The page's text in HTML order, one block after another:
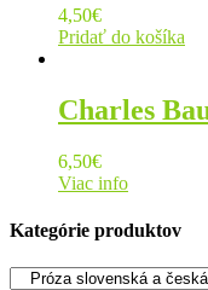
4,50€
Pridať do košíka
Charles
6,50€
Viac info
Kategórie produktov